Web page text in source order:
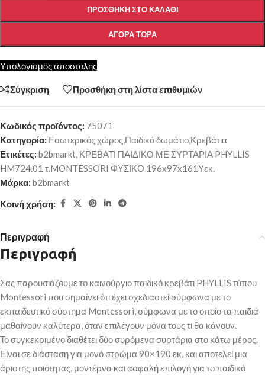
ΠΡΟΣΘΉΚΗ ΣΤΟ ΚΑΛΆΘΙ
ΑΓΟΡΆ ΤΏΡΑ
Υπολογισμός αποστολής
Σύγκριση Προσθήκη στη λίστα επιθυμιών
Κωδικός προϊόντος: 75071
Κατηγορία: Εσωτερικός χώρος,Παιδικό δωμάτιο,Κρεβάτια
Ετικέτες: b2bmarkt, ΚΡΕΒΑΤΙ ΠΑΙΔΙΚΟ ΜΕ ΣΥΡΤΑΡΙΑ PHYLLIS
HM724.01 τ.MONTESSORI ΦΥΣΙΚΟ 196x97x161Υεκ.
Μάρκα: b2bmarkt
Κοινή χρήση:
Περιγραφή
Περιγραφή
Σας παρουσιάζουμε το καινούργιο παιδικό κρεβάτι PHYLLIS τύπου
Montessori που σημαίνει ότι έχει σχεδιαστεί σύμφωνα με το
εκπαιδευτικό σύστημα Montessori, σύμφωνα με το οποίο τα παιδιά
μαθαίνουν καλύτερα, όταν επιλέγουν μόνα τους τι θα κάνουν.
Το συγκεκριμένο διαθέτει δύο συρόμενα συρτάρια στο κάτω μέρος.
Είναι σε διάσταση για μονό στρώμα 90×190 εκ, και αποτελεί μια
άριστης ποιότητας, μοντέρνα και ασφαλή επιλογή για το παιδικό